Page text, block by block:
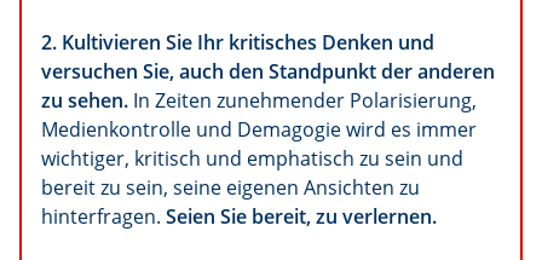
2. Kultivieren Sie Ihr kritisches Denken und
versuchen Sie, auch den Standpunkt der anderen
zu sehen. In Zeiten zunehmender Polarisierung,
Medienkontrolle und Demagogie wird es immer
wichtiger, kritisch und emphatisch zu sein und
bereit zu sein, seine eigenen Ansichten zu
hinterfragen. Seien Sie bereit, zu verlernen.